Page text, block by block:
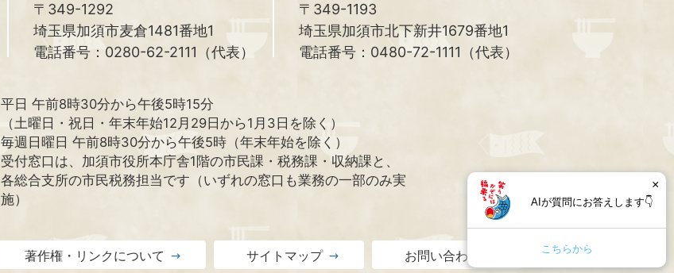
〒349-1292
埼玉県加須市麦倉1481番地1
電話番号：0280-62-2111（代表）
〒349-1193
埼玉県加須市北下新井1679番地1
電話番号：0480-72-1111（代表）
平日 午前8時30分から午後5時15分
（土曜日・祝日・年末年始12月29日から1月3日を除く）
毎週日曜日 午前8時30分から午後5時（年末年始を除く）
受付窓口は、加須市役所本庁舎1階の市民課・税務課・収納課と、
各総合支所の市民税務担当です（いずれの窓口も業務の一部のみ実
施）
著作権・リンクについて サイトマップ お問い合わせ
AIが質問にお答えします👇
こちらから
×